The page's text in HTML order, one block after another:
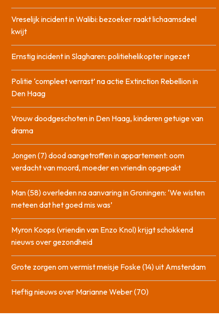
Vreselijk incident in Walibi: bezoeker raakt lichaamsdeel
kwijt
Ernstig incident in Slagharen: politiehelikopter ingezet
Politie ‘compleet verrast’ na actie Extinction Rebellion in
Den Haag
Vrouw doodgeschoten in Den Haag, kinderen getuige van
drama
Jongen (7) dood aangetroffen in appartement: oom
verdacht van moord, moeder en vriendin opgepakt
Man (58) overleden na aanvaring in Groningen: ‘We wisten
meteen dat het goed mis was’
Myron Koops (vriendin van Enzo Knol) krijgt schokkend
nieuws over gezondheid
Grote zorgen om vermist meisje Foske (14) uit Amsterdam
Heftig nieuws over Marianne Weber (70)